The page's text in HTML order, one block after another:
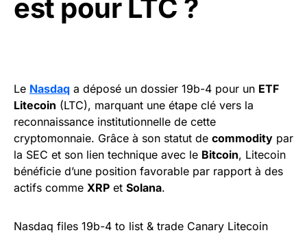
est pour LTC ?
Le Nasdaq a déposé un dossier 19b-4 pour un ETF
Litecoin (LTC), marquant une étape clé vers la
reconnaissance institutionnelle de cette
cryptomonnaie. Grâce à son statut de commodity par
la SEC et son lien technique avec le Bitcoin, Litecoin
bénéficie d’une position favorable par rapport à des
actifs comme XRP et Solana.
Nasdaq files 19b-4 to list & trade Canary Litecoin